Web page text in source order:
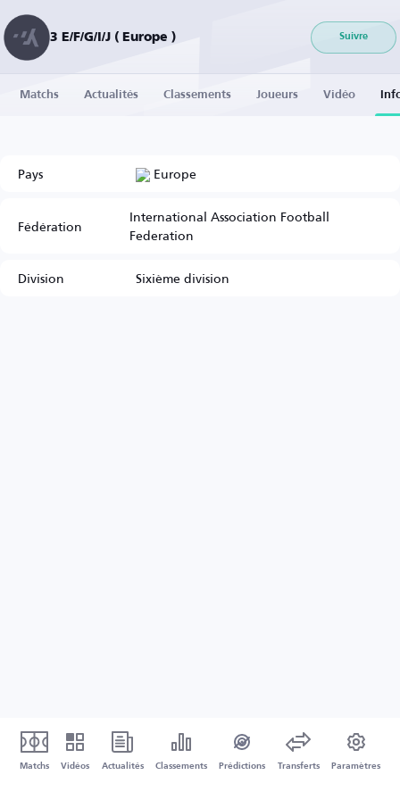
3 E/F/G/I/J ( Europe ) Suivre
Matchs Actualités Classements Joueurs Vidéo
Pays Europe
Fédération International Association Football
Federation
Division
Sixième division
Matchs Vidéos Actualités Classements Prédictions Transferts Paramètres